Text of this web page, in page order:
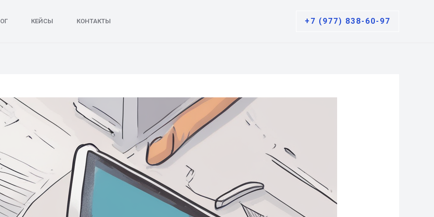
КЕЙСЫ КОНТАКТЫ +7 (977) 838-60-97